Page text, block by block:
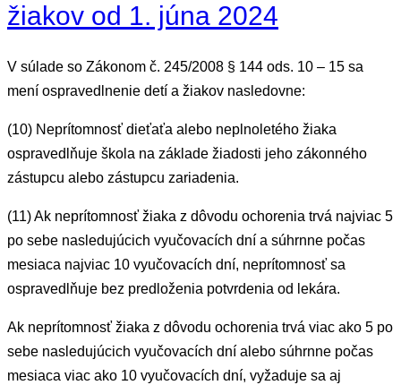
žiakov od 1. júna 2024
V súlade so Zákonom č. 245/2008 § 144 ods. 10 – 15 sa
mení ospravedlnenie detí a žiakov nasledovne:
(10) Neprítomnosť dieťaťa alebo neplnoletého žiaka
ospravedlňuje škola na základe žiadosti jeho zákonného
zástupcu alebo zástupcu zariadenia.
(11) Ak neprítomnosť žiaka z dôvodu ochorenia trvá najviac 5
po sebe nasledujúcich vyučovacích dní a súhrnne počas
mesiaca najviac 10 vyučovacích dní, neprítomnosť sa
ospravedlňuje bez predloženia potvrdenia od lekára.
Ak neprítomnosť žiaka z dôvodu ochorenia trvá viac ako 5 po
sebe nasledujúcich vyučovacích dní alebo súhrnne počas
mesiaca viac ako 10 vyučovacích dní, vyžaduje sa aj